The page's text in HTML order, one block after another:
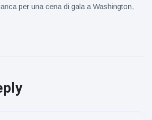
per una cena di gala a Washington,